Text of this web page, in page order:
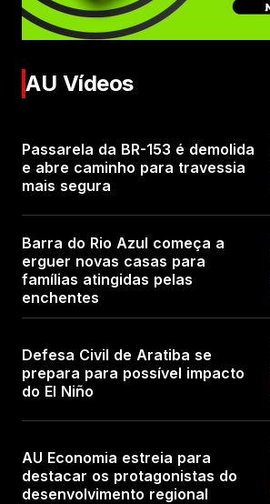
AU Vídeos
Passarela da BR-153 é demolida
e abre caminho para travessia
mais segura
Barra do Rio Azul começa a
erguer novas casas para
famílias atingidas pelas
enchentes
Defesa Civil de Aratiba se
prepara para possível impacto
do El Niño
AU Economia estreia para
destacar os protagonistas do
desenvolvimento regional